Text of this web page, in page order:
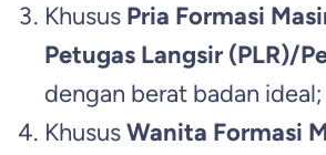
Khusus Pria Formasi
Petugas Langsir (PLR)/
dengan berat badan ideal;
KhususWanita Formasi